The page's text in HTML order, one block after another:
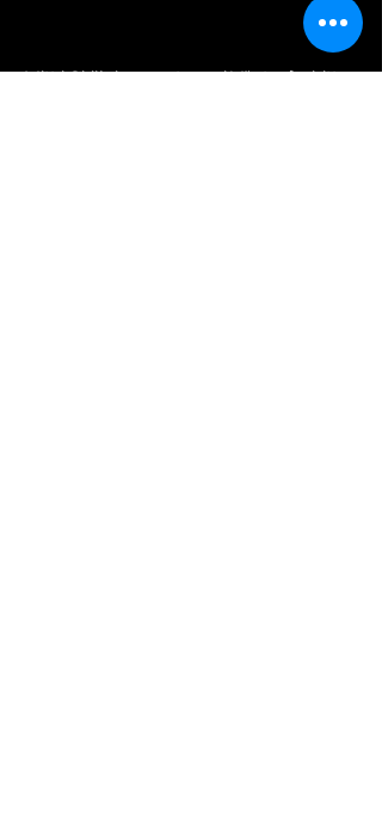
Mitt i Skiljebo centrum i Västerås hittar